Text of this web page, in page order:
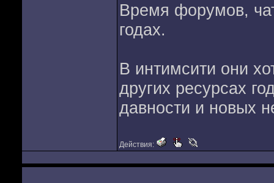
Время форумов,
годах.
В интимсити они
других ресурсах
давности и новых
Действия: